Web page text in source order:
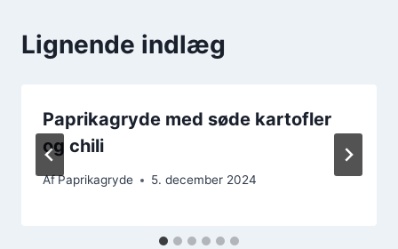
Lignende indlæg
Paprikagryde med søde kartofler
og chili
AfPaprikagryde 5. december 2024